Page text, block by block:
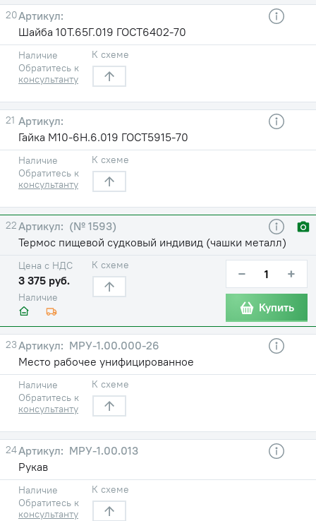
20
Шайба 10Т.65Г.019 ГОСТ6402-70
Наличие
Обратитесь к
консультанту
К схеме
21
Гайка М10-6H.6.019 ГОСТ5915-70
Наличие
Обратитесь к
консультанту
К схеме
22
(№ 1593)
Термос пищевой судковый индивид (чашки металл)
Наличие
Цена с НДС
3 375 руб.
К схеме − +
Купить
23
МРУ-1.00.000-26
Место рабочее унифицированное
Наличие
Обратитесь к
консультанту
К схеме
24
МРУ-1.00.013
Рукав
Наличие
Обратитесь к
консультанту
К схеме